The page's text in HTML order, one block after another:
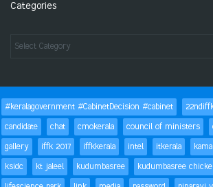
Categories
#keralagovernment #CabinetDecision #cabinet
candidate
chat cmokerala council of ministers
gallery
iffk 2017 iffkkerala intel itkerala
ksidc
kt jaleel kudumbasree kudumbasree